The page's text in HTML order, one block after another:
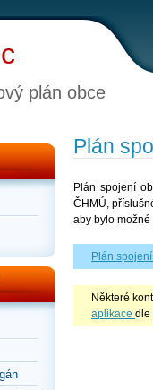
plán obce
Plán
Plán spojení
ČHMÚ,
aby bylo
Plán
Některé
aplikace dle